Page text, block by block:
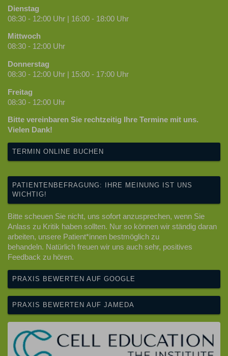
Dienstag
08:30 - 12:00 Uhr | 16:00 - 18:00 Uhr
Mittwoch
08:30 - 12:00 Uhr
Donnerstag
08:30 - 12:00 Uhr | 15:00 - 17:00 Uhr
Freitag
08:30 - 12:00 Uhr
Bitte vereinbaren Sie rechtzeitig Ihre Termine mit uns.
Vielen Dank!
TERMIN ONLINE BUCHEN
PATIENTENBEFRAGUNG: IHRE MEINUNG IST UNS
WICHTIG!
Bitte scheuen Sie nicht, uns sofort anzusprechen, wenn Sie
Anlass zu Kritik haben sollten. Nur so können wir ständig daran
arbeiten, unsere Patient*innen bestmöglich zu
behandeln. Natürlich freuen wir uns auch sehr, positives
Feedback zu hören.
PRAXIS BEWERTEN AUF GOOGLE
PRAXIS BEWERTEN AUF JAMEDA